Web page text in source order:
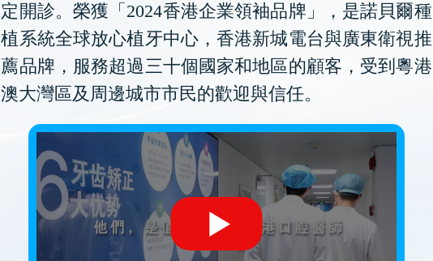
定開診。榮獲「2024香港企業領袖品牌」，是諾貝爾種
植系統全球放心植牙中心，香港新城電台與廣東衛視推
薦品牌，服務超過三十個國家和地區的顧客，受到粵港
澳大灣區及周邊城市市民的歡迎與信任。